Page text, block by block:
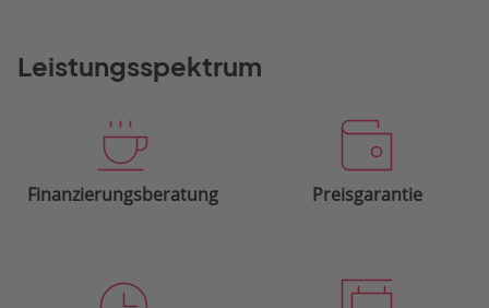
Leistungsspektrum
Finanzierungsberatung Preisgarantie